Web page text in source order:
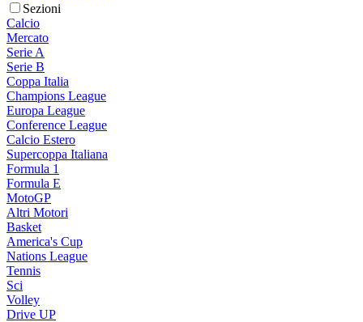
Sezioni
Calcio
Mercato
Serie A
Serie B
Coppa Italia
Champions League
Europa League
Conference League
Calcio Estero
Supercoppa Italiana
Formula 1
Formula E
MotoGP
Altri Motori
Basket
America's Cup
Nations League
Tennis
Sci
Volley
Drive UP